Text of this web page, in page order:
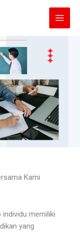
Kami
individu memiliki
yang